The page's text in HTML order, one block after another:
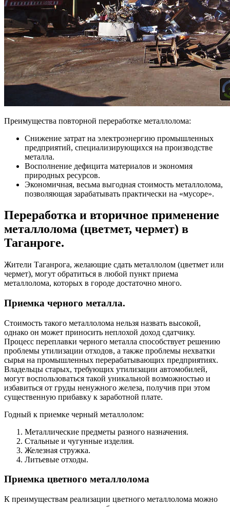
Преимущества повторной переработке металлолома:
Снижение затрат на электроэнергию промышленных
предприятий, специализирующихся на производстве
металла.
Восполнение дефицита материалов и экономия
природных ресурсов.
Экономичная, весьма выгодная стоимость металлолома,
позволяющая зарабатывать практически на «мусоре».
Переработка и вторичное применение
металлолома (цветмет, чермет) в
Таганроге.
Жители Таганрога, желающие сдать металлолом (цветмет или
чермет), могут обратиться в любой пункт приема
металлолома, которых в городе достаточно много.
Приемка черного металла.
Стоимость такого металлолома нельзя назвать высокой,
однако он может приносить неплохой доход сдатчику.
Процесс переплавки черного металла способствует решению
проблемы утилизации отходов, а также проблемы нехватки
сырья на промышленных перерабатывающих предприятиях.
Владельцы старых, требующих утилизации автомобилей,
могут воспользоваться такой уникальной возможностью и
избавиться от груды ненужного железа, получив при этом
существенную прибавку к заработной плате.
Годный к приемке черный металлолом:
Металлические предметы разного назначения.
Стальные и чугунные изделия.
Железная стружка.
Литьевые отходы.
Приемка цветного металлолома
К преимуществам реализации цветного металлолома можно